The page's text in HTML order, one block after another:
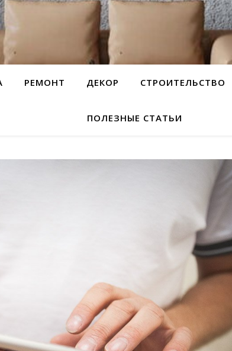
РЕМОНТ ДЕКОР СТРОИТЕЛЬСТВО
ПОЛЕЗНЫЕ СТАТЬИ